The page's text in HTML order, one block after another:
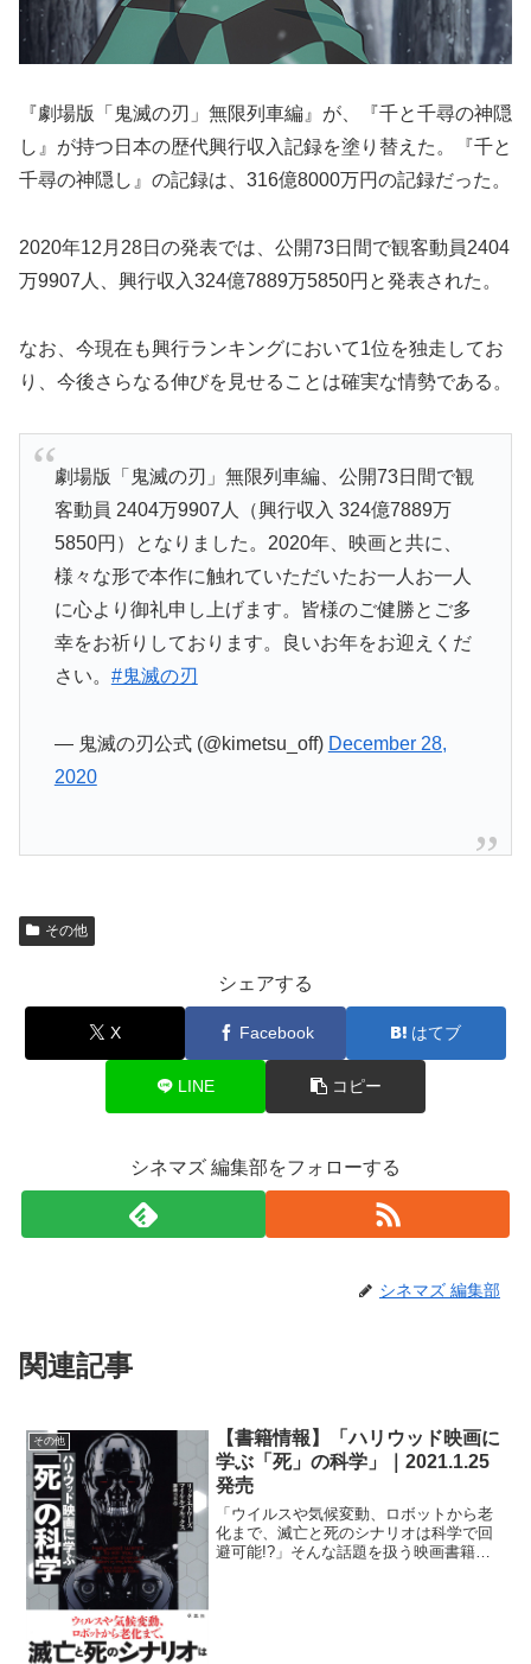
『劇場版「鬼滅の刃」無限列車編』が、『千と千尋の神隠
し』が持つ日本の歴代興行収入記録を塗り替えた。『千と
千尋の神隠し』の記録は、316億8000万円の記録だった。
2020年12月28日の発表では、公開73日間で観客動員2404
万9907人、興行収入324億7889万5850円と発表された。
なお、今現在も興行ランキングにおいて1位を独走してお
り、今後さらなる伸びを見せることは確実な情勢である。
劇場版「鬼滅の刃」無限列車編、公開73日間で観
客動員 2404万9907人（興行収入 324億7889万
5850円）となりました。2020年、映画と共に、
様々な形で本作に触れていただいたお一人お一人
に心より御礼申し上げます。皆様のご健勝とご多
幸をお祈りしております。良いお年をお迎えくだ
さい。 #鬼滅の刃
— 鬼滅の刃公式 (@kimetsu_off) December 28,
2020
その他
シェアする
X Facebook はてブ
LINE コピー
シネマズ 編集部をフォローする
シネマズ 編集部
関連記事
その他
【書籍情報】「ハリウッド映画に
学ぶ「死」の科学」｜2021.1.25
発売
「ウイルスや気候変動、ロボットから老
化まで、滅亡と死のシナリオは科学で回
避可能!?」そんな話題を扱う映画書籍